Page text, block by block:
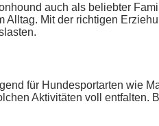
auch als beliebter
Mit der richtigen
für Hundesportarten wie
Aktivitäten voll entfalten.